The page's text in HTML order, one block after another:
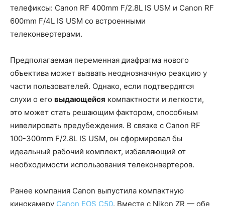
телефиксы: Canon RF 400mm F/2.8L IS USM и Canon RF
600mm F/4L IS USM со встроенными
телеконвертерами.
Предполагаемая переменная диафрагма нового
объектива может вызвать неоднозначную реакцию у
части пользователей. Однако, если подтвердятся
слухи о его выдающейся компактности и легкости,
это может стать решающим фактором, способным
нивелировать предубеждения. В связке с Canon RF
100-300mm F/2.8L IS USM, он сформировал бы
идеальный рабочий комплект, избавляющий от
необходимости использования телеконвертеров.
Ранее компания Canon выпустила компактную
кинокамеру Canon EOS C50. Вместе с Nikon ZR — обе